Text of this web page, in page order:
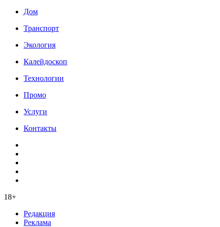
Дом
Транспорт
Экология
Калейдоскоп
Технологии
Промо
Услуги
Контакты
18+
Редакция
Реклама